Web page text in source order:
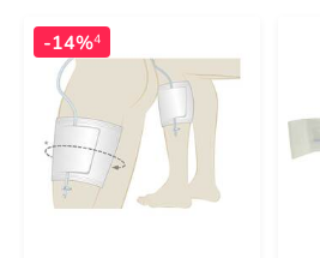
-14%4